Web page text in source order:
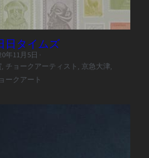
日タイムズ
年11月5日 ·
チョークアーティスト, 京急大津,
ークアート